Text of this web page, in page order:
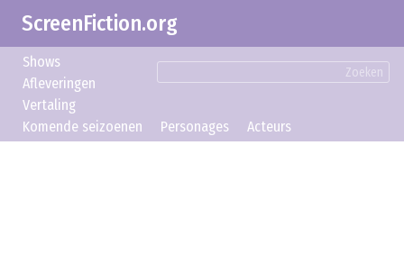
ScreenFiction.org
Zoeken
Shows
Afleveringen
Vertaling
Komende seizoenen
Personages Acteurs